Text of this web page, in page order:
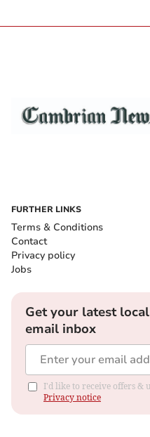
FURTHER LINKS
Terms & Conditions
Contact
Privacy policy
Jobs
Get your latest
email inbox
I'd like to receive offers &
Privacy notice